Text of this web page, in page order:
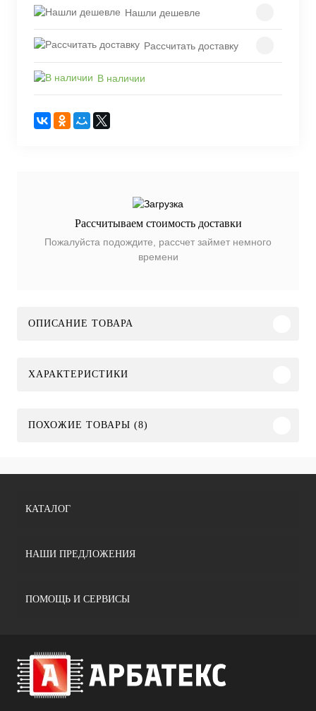
Нашли дешевле
Рассчитать доставку
В наличии
Рассчитываем стоимость доставки
Пожалуйста подождите, рассчет займет немного
времени
ОПИСАНИЕ ТОВАРА
ХАРАКТЕРИСТИКИ
ПОХОЖИЕ ТОВАРЫ (8)
КАТАЛОГ
НАШИ ПРЕДЛОЖЕНИЯ
ПОМОЩЬ И СЕРВИСЫ